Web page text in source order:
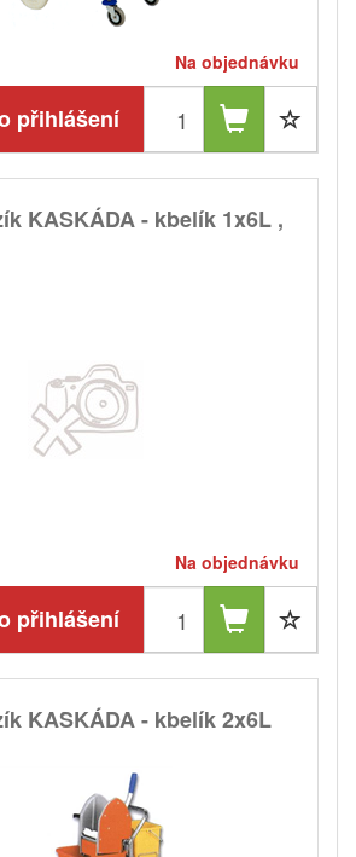
Na objednávku
přihlášení
KASKÁDA - kbelík 1x6L ,
Na objednávku
přihlášení
KASKÁDA - kbelík 2x6L